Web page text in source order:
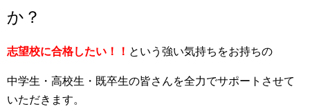
か？
志望校に合格したい！！ という強い気持ちをお持ちの
中学生・高校生・既卒生の皆さんを全力でサポートさせて
いただきます。